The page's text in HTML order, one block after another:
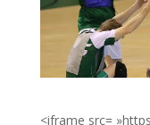
<iframe src=